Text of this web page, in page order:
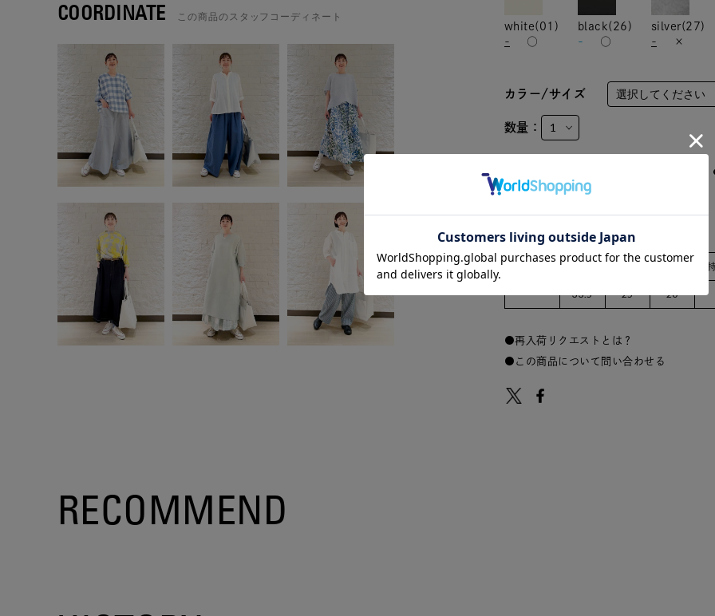
COORDINATE この商品のスタッフコーディネート
white(01)
-
○
black(26)
-
○
silver(27)
-
×
カラー/サイズ
数量：
- 33.5 25 20
再入荷リクエストとは？
この商品について問い合わせる
RECOMMEND